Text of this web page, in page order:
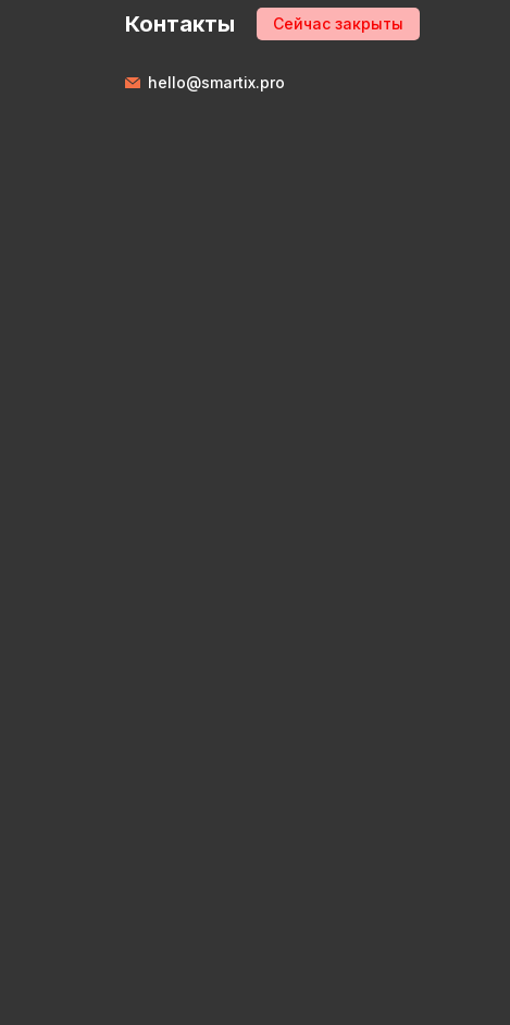
Контакты Сейчас закрыты
hello@smartix.pro